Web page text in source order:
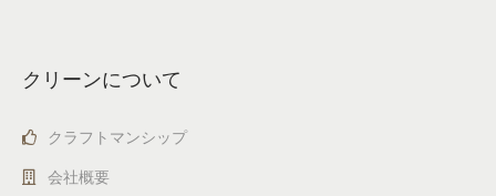
クリーンについて
クラフトマンシップ
会社概要